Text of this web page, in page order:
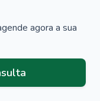
agora a sua